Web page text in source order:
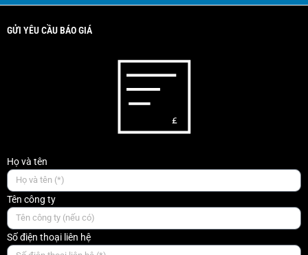
GỬI YÊU CẦU BÁO GIÁ
Họ và tên
Tên công ty
Số điện thoại liên hệ